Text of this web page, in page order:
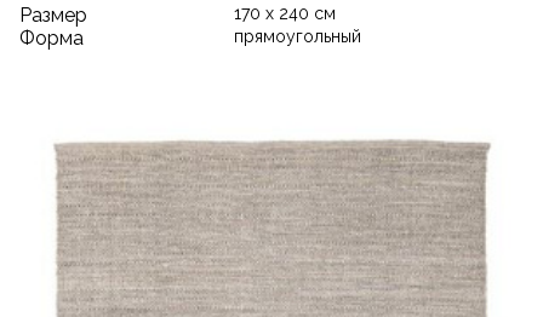
Размер 170 х 240 см
Форма прямоугольный